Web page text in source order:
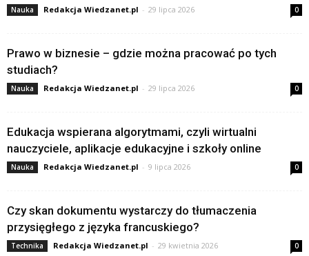
Nauka Redakcja Wiedzanet.pl - 29 lipca 2026 0
Prawo w biznesie – gdzie można pracować po tych
studiach?
Nauka Redakcja Wiedzanet.pl - 29 lipca 2026 0
Edukacja wspierana algorytmami, czyli wirtualni
nauczyciele, aplikacje edukacyjne i szkoły online
Nauka Redakcja Wiedzanet.pl - 9 lipca 2026 0
Czy skan dokumentu wystarczy do tłumaczenia
przysięgłego z języka francuskiego?
Technika Redakcja Wiedzanet.pl - 29 kwietnia 2026 0